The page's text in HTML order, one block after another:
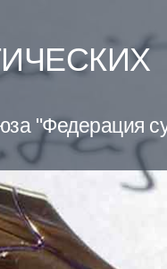
"Федерация